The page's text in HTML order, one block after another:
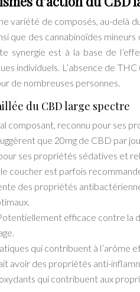
variété de composés, au-delà
que des cannabinoïdes
synergie est à la base de
individuels. L’absence de
de nombreuses personnes.
du CBD large spectre
composant, reconnu pour ses
que 20mg de CBD par
ses propriétés sédatives et
coucher est parfois
des propriétés
efficace contre la
qui contribuent à l’arôme
avoir des propriétés anti-
qui contribuent aux